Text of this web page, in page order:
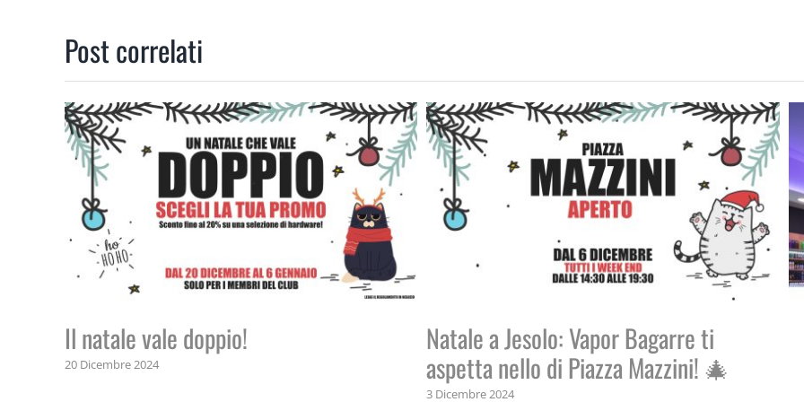
Post correlati
Il natale vale doppio!
20 Dicembre 2024
Natale a Jesolo: Vapor Bagarre ti
aspetta nello di Piazza Mazzini! 🎄
3 Dicembre 2024